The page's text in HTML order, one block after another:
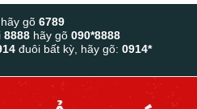
hãy gõ6789
8888 hãy gõ090*8888
đuôi bất kỳ, hãy gõ:0914*